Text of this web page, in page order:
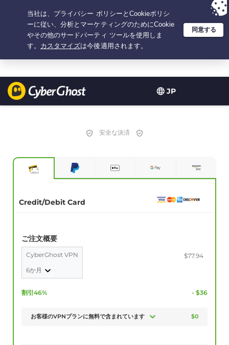
JP
選択プラン：2.1666666666667年間 $ 2.19 /月の 大特価
安全な決済
Credit/Debit Card
ご注文概要
CyberGhost VPN
6か月
$77.94
割引46% - $36
お客様のVPNプランに無料で含まれています $0